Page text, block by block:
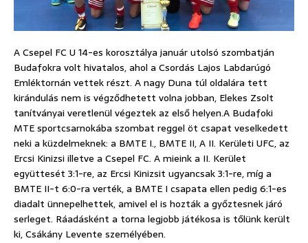
A Csepel FC U 14-es korosztálya január utolsó szombatján
Budafokra volt hivatalos, ahol a Csordás Lajos Labdarúgó
Emléktornán vettek részt. A nagy Duna túl oldalára tett
kirándulás nem is végződhetett volna jobban, Elekes Zsolt
tanítványai veretlenül végeztek az első helyen.A Budafoki
MTE sportcsarnokába szombat reggel öt csapat veselkedett
neki a küzdelmeknek: a BMTE I., BMTE II, A II. Kerületi UFC, az
Ercsi Kinizsi illetve a Csepel FC. A mieink a II. Kerület
együttesét 3:1-re, az Ercsi Kinizsit ugyancsak 3:1-re, míg a
BMTE II-t 6:0-ra verték, a BMTE I csapata ellen pedig 6:1-es
diadalt ünnepelhettek, amivel el is hozták a győztesnek járó
serleget. Ráadásként a torna legjobb játékosa is tőlünk került
ki, Csákány Levente személyében.